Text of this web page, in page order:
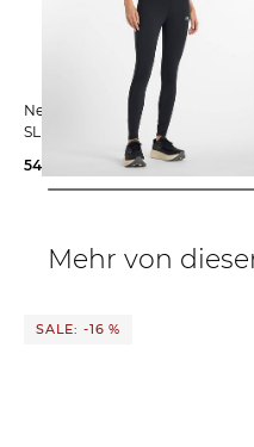
New Balance | Damen Lauftights
SLEEK HIGH RISE LEGGINGS
54,99 €
70,00 €
Mehr von
SALE: -16 %